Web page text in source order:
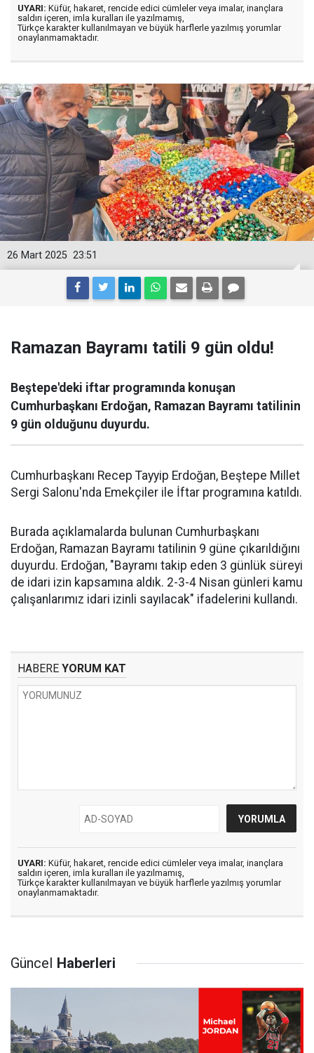
UYARI: Küfür, hakaret, rencide edici cümleler veya imalar, inançlara
saldırı içeren, imla kuralları ile yazılmamış,
Türkçe karakter kullanılmayan ve büyük harflerle yazılmış yorumlar
onaylanmamaktadır.
23:51
26 Mart 2025
Ramazan Bayramı tatili 9 gün oldu!
Beştepe'deki iftar programında konuşan
Cumhurbaşkanı Erdoğan, Ramazan Bayramı tatilinin
9 gün olduğunu duyurdu.
Cumhurbaşkanı Recep Tayyip Erdoğan, Beştepe Millet
Sergi Salonu'nda Emekçiler ile İftar programına katıldı.
Burada açıklamalarda bulunan Cumhurbaşkanı
Erdoğan, Ramazan Bayramı tatilinin 9 güne çıkarıldığını
duyurdu. Erdoğan, "Bayramı takip eden 3 günlük süreyi
de idari izin kapsamına aldık. 2-3-4 Nisan günleri kamu
çalışanlarımız idari izinli sayılacak" ifadelerini kullandı.
HABERE YORUM KAT
UYARI: Küfür, hakaret, rencide edici cümleler veya imalar, inançlara
saldırı içeren, imla kuralları ile yazılmamış,
Türkçe karakter kullanılmayan ve büyük harflerle yazılmış yorumlar
onaylanmamaktadır.
Güncel Haberleri